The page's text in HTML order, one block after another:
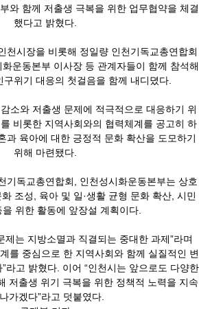
와 함께 저출생 극복을 위한 업무협약을 체결
했다고 밝혔다.
천시장을 비롯해 정일량 인천기독교총연합회
운동본부 이사장 등 관계자들이 함께 참석해
구위기 대응의 첫걸음을 함께 내디뎠다.
소와 저출생 문제에 적극적으로 대응하기 위
비롯한 지역사회와의 협력체계를 공고히 하
과 육아에 대한 긍정적 문화 확산을 도모하기
위해 마련됐다.
기독교총연합회, 인천성시화운동본부는 상호
조성, 육아 및 일·생활 균형 문화 확산, 시민
위한 활동에 앞장설 계획이다.
제는 지방소멸과 직결되는 중대한 과제”라며
를 중심으로 한 지역사회와 함께 실질적인 변
라고 밝혔다. 이어 “인천시는 앞으로도 다양한
저출생 위기 극복을 위한 정책적 노력을 지속
가겠다”라고 덧붙였다.